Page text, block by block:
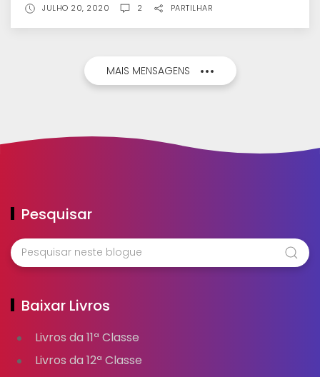
JULHO 20, 2020 2 PARTILHAR
MAIS MENSAGENS
Pesquisar
Baixar Livros
Livros da 11ª Classe
Livros da 12ª Classe